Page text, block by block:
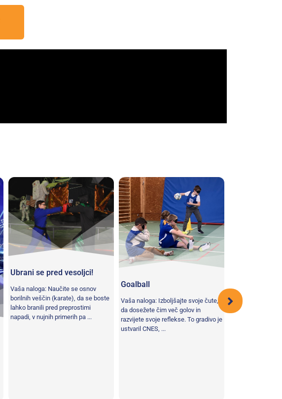
Ubrani se pred vesoljci!
Vaša naloga: Naučite se osnov
borilnih veščin (karate), da se boste
lahko branili pred preprostimi
napadi, v nujnih primerih pa ...
Goalball
Vaša naloga: Izboljšajte svoje čute,
da dosežete čim več golov in
razvijete svoje reflekse. To gradivo je
ustvaril CNES, ...
Vesoljski
Vaše poslanstvo: